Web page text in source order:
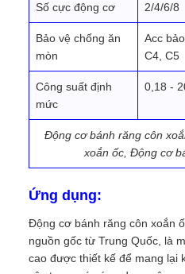
Số cực động cơ 2/4/6/8
Bảo vệ chống ăn
mòn
Acc
C4, C5
Công suất định
mức
0,18 -
Động cơ bánh răng côn
xoắn ốc, Động cơ
Ứng dụng:
Động cơ bánh răng côn xoắn
nguồn gốc từ Trung Quốc, là
cao được thiết kế để mang lại